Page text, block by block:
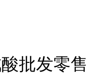
批发零售